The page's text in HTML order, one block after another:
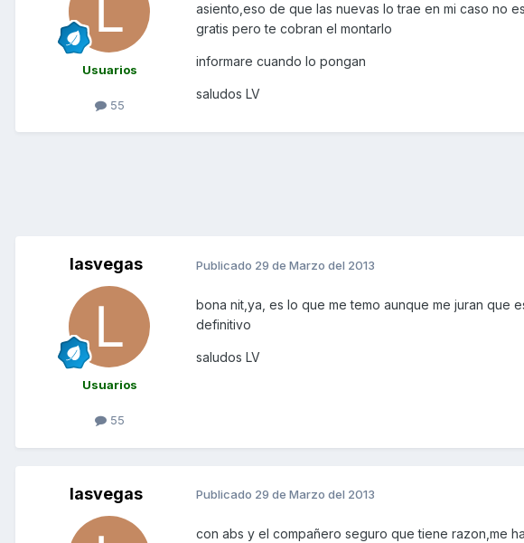
Usuarios
55
asiento,eso de que las nuevas lo trae en mi caso no
gratis pero te cobran el montarlo
informare cuando lo pongan
saludos LV
lasvegas
Usuarios
55
Publicado 29 de Marzo del 2013
bona nit,ya, es lo que me temo aunque me juran que
definitivo
saludos LV
lasvegas Publicado 29 de Marzo del 2013
con abs y el compañero seguro que tiene razon,me